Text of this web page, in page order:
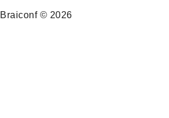
Braiconf © 2026